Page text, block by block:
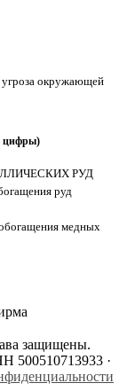
угроза окружающей
цифры)
РУД
руд
медных
защищены.
500510713933 ·